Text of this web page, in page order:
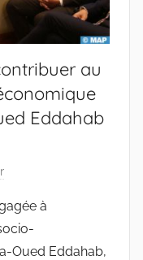
au
Eddahab
à
Oued Eddahab,